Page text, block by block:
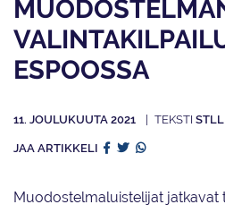
ESPOOSSA
11. JOULUKUUTA 2021 STLL
JAA ARTIKKELI
Muodostelmaluistelijat jatkavat